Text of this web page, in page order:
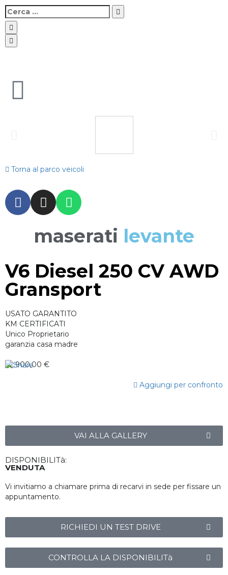
Torna al parco veicoli
maserati levante
V6 Diesel 250 CV AWD
Gransport
USATO GARANTITO
KM CERTIFICATI
Unico Proprietario
garanzia casa madre
42.900,00 €
Aggiungi per confronto
VAI ALLA GALLERY
DISPONIBILITà:
VENDUTA
Vi invitiamo a chiamare prima di recarvi in sede per fissare un
appuntamento.
RICHIEDI UN TEST DRIVE
CONTROLLA LA DISPONIBILITà